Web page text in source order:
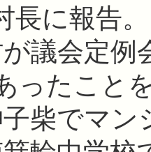
に報告。
議会定例
ったこと
柴でマン